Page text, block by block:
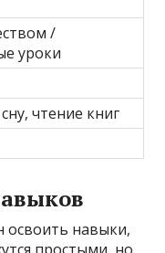
/
уроки
чтение книг
освоить навыки,